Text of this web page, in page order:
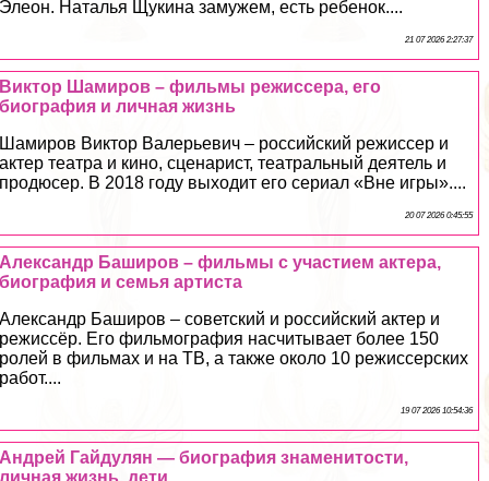
Элеон. Наталья Щукина замужем, есть ребенок....
21 07 2026 2:27:37
Виктор Шамиров – фильмы режиссера, его
биография и личная жизнь
Шамиров Виктор Валерьевич – российский режиссер и
актер театра и кино, сценарист, театральный деятель и
продюсер. В 2018 году выходит его сериал «Вне игры»....
20 07 2026 0:45:55
Александр Баширов – фильмы с участием актера,
биография и семья артиста
Александр Баширов – советский и российский актер и
режиссёр. Его фильмография насчитывает более 150
ролей в фильмах и на ТВ, а также около 10 режиссерских
работ....
19 07 2026 10:54:36
Андрей Гайдулян — биография знаменитости,
личная жизнь, дети